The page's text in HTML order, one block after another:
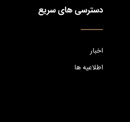
دسترسی های سریع
اخبار
اطلاعیه ها